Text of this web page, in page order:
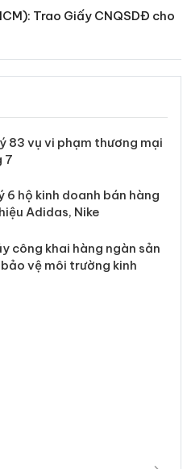
Trao Giấy CNQSDĐ cho
lý 83 vụ vi phạm thương
7
lý 6 hộ kinh doanh bán
nhãn hiệu Adidas, Nike